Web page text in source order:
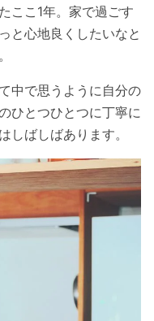
ここ1年。家で過ごす
と心地良くしたいなと
中で思うように自分の
ひとつひとつに丁寧に
しばしばあります。